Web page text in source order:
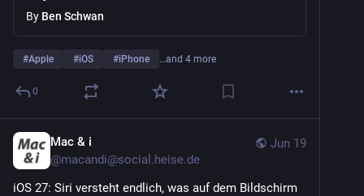
By Ben Schwan
#Apple #iOS #iPhone …and 4 more
0
Jun 19
Mac & i
@macandi@social.heise.de
iOS 27: Siri versteht endlich, was auf dem Bildschirm